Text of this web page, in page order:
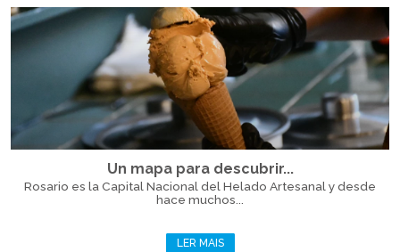
Un mapa para descubrir...
Rosario es la Capital Nacional del Helado Artesanal y desde
hace muchos...
LER MAIS